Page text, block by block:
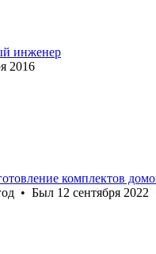
инженер
2016
комплектов
• Был 12 сентября 2022